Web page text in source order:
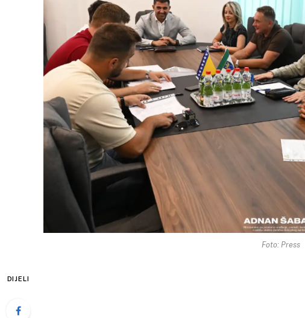
Foto: Press
DIJELI